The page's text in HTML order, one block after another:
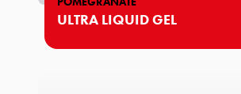
ULTRA LIQUID GEL